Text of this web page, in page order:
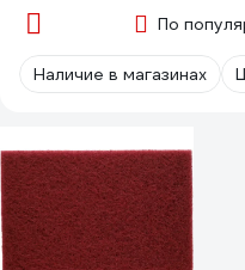
По
Наличие в магазинах